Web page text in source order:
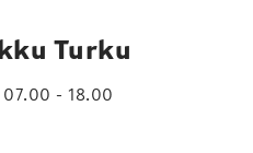
Turku
07.00 - 18.00